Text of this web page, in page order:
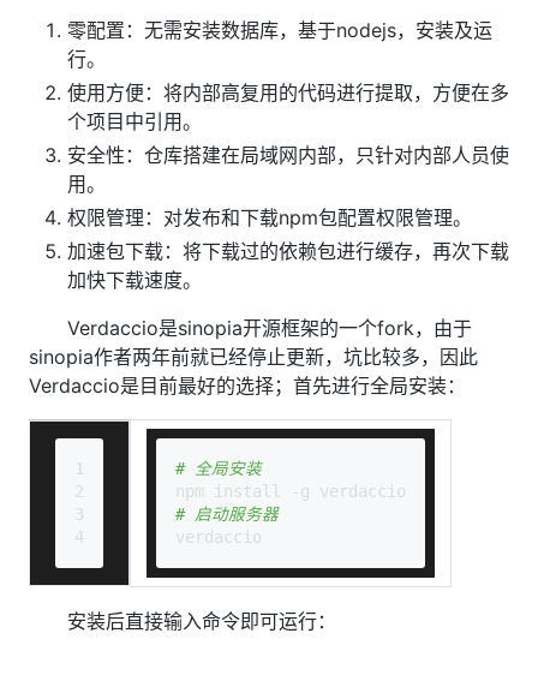
零配置：无需安装数据库，基于nodejs，安装及运
行。
使用方便：将内部高复用的代码进行提取，方便在多
个项目中引用。
安全性：仓库搭建在局域网内部，只针对内部人员使
用。
权限管理：对发布和下载npm包配置权限管理。
加速包下载：将下载过的依赖包进行缓存，再次下载
加快下载速度。
Verdaccio是sinopia开源框架的一个fork，由于
sinopia作者两年前就已经停止更新，坑比较多，因此
Verdaccio是目前最好的选择；首先进行全局安装：
1
2
3
4
# 全局安装
npm install -g verdaccio
# 启动服务器
verdaccio
安装后直接输入命令即可运行：